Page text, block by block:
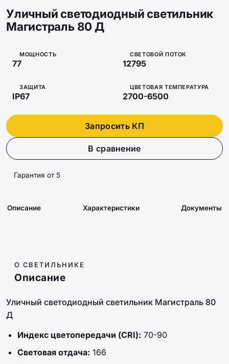
Уличный светодиодный светильник
Магистраль 80 Д
МОЩНОСТЬ
77
СВЕТОВОЙ ПОТОК
12795
ЗАЩИТА
IP67
ЦВЕТОВАЯ ТЕМПЕРАТУРА
2700-6500
Запросить КП
В сравнение
Гарантия от 5
Описание Характеристики Документы
О СВЕТИЛЬНИКЕ
Описание
Уличный светодиодный светильник Магистраль 80
Д
Индекс цветопередачи (CRI): 70-90
Световая отдача: 166